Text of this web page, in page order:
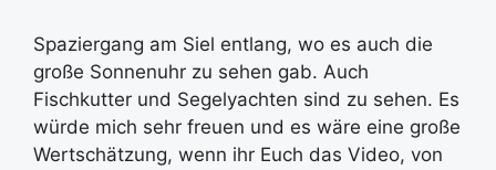
Spaziergang am Siel entlang, wo es auch die
große Sonnenuhr zu sehen gab. Auch
Fischkutter und Segelyachten sind zu sehen. Es
würde mich sehr freuen und es wäre eine große
Wertschätzung, wenn ihr Euch das Video, von